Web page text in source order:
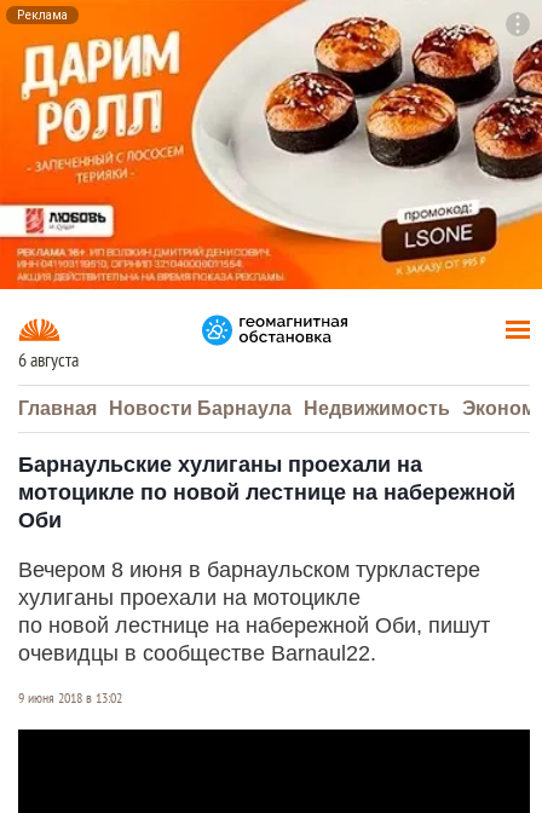
Реклама
6 августа
Главная Новости Барнаула Недвижимость
Барнаульские хулиганы проехали на
мотоцикле по новой лестнице на набережной
Оби
Вечером 8 июня в барнаульском туркластере
хулиганы проехали на мотоцикле
по новой лестнице на набережной Оби, пишут
очевидцы в сообществе Barnaul22.
9 июня 2018 в 13:02